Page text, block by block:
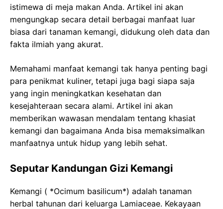
istimewa di meja makan Anda. Artikel ini akan
mengungkap secara detail berbagai manfaat luar
biasa dari tanaman kemangi, didukung oleh data dan
fakta ilmiah yang akurat.
Memahami manfaat kemangi tak hanya penting bagi
para penikmat kuliner, tetapi juga bagi siapa saja
yang ingin meningkatkan kesehatan dan
kesejahteraan secara alami. Artikel ini akan
memberikan wawasan mendalam tentang khasiat
kemangi dan bagaimana Anda bisa memaksimalkan
manfaatnya untuk hidup yang lebih sehat.
Seputar Kandungan Gizi Kemangi
Kemangi ( *Ocimum basilicum*) adalah tanaman
herbal tahunan dari keluarga Lamiaceae. Kekayaan